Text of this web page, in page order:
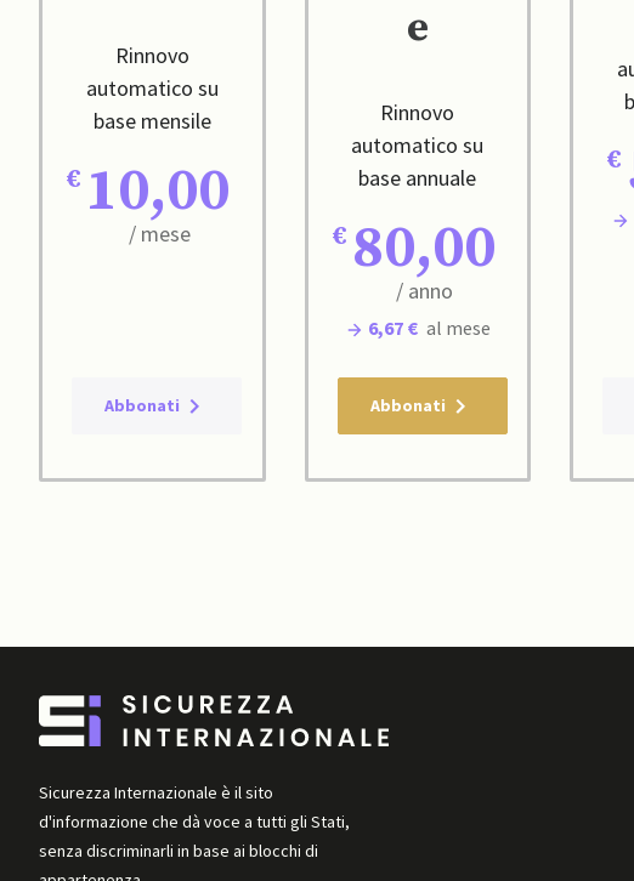
Rinnovo
automatico su
base mensile
10,00
/ mese
Abbonati
e
Rinnovo
automatico su
base annuale
80,00
/ anno
6,67 € al mese
Abbonati
Sicurezza Internazionale è il sito
d'informazione che dà voce a tutti gli Stati,
senza discriminarli in base ai blocchi di